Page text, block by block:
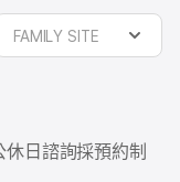
FAMILY SITE
日 諮詢採預約制